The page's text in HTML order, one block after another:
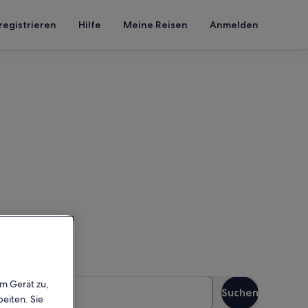
Hilfe Meine Reisen Anmelden
Reisezeitraum ein,
Suchen
Gerät zu,
Sie